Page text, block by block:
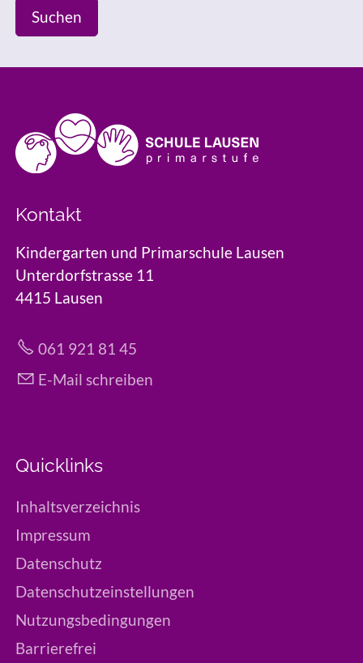
Suchen
Kontakt
Kindergarten und Primarschule Lausen
Unterdorfstrasse 11
4415 Lausen
061 921 81 45
E-Mail schreiben
Quicklinks
Inhaltsverzeichnis
Impressum
Datenschutz
Datenschutzeinstellungen
Nutzungsbedingungen
Barrierefrei